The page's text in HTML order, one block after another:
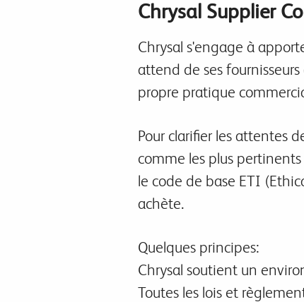
Chrysal Supplier
Chrysal s'engage à
attend de ses
propre pratique
Pour clarifier les attentes
comme les plus pertinents
le code de base ETI
achète.
Quelques principes:
Chrysal soutient un
Toutes les lois et